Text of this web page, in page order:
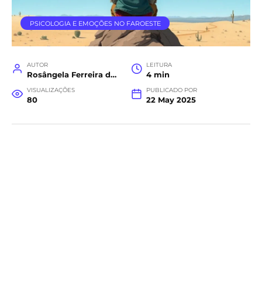
PSICOLOGIA E EMOÇÕES NO FAROESTE
AUTOR
Rosângela Ferreira da Costa
LEITURA
4 min
VISUALIZAÇÕES
80
PUBLICADO POR
22 May 2025